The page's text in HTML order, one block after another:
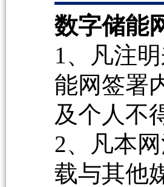
数字储能
1、凡注
能网签署
及个人不
2、凡本
载与其他